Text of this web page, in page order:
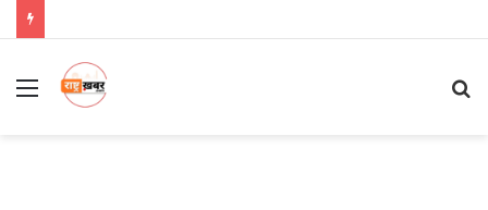
Menu